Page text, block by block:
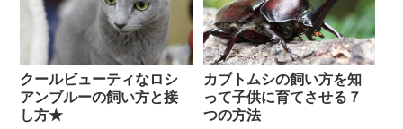
クールビューティなロシ
アンブルーの飼い方と接
し方★
カブトムシの飼い方を知
って子供に育てさせる７
つの方法